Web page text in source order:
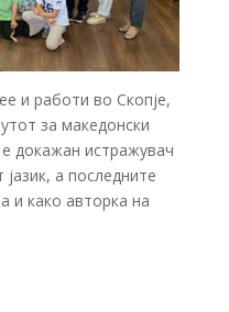
и работи во Скопје,
за македонски
е докажан истражувач
а последните
и како авторка на